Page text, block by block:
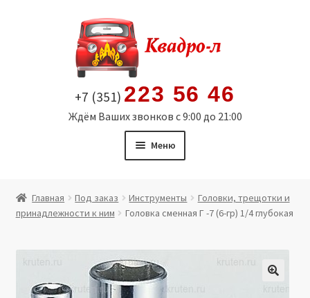
содержимому
+7 (351) 223 56 46
Ждём Ваших звонков с 9:00 до 21:00
Меню
Витрина
Мой аккаунт
Политика в отношении обработки персональных
Главная Под заказ Инструменты
Головки, трещотки и
принадлежности к ним
Головка сменная Г -7 (6-гр) 1/4 глубокая
🔍